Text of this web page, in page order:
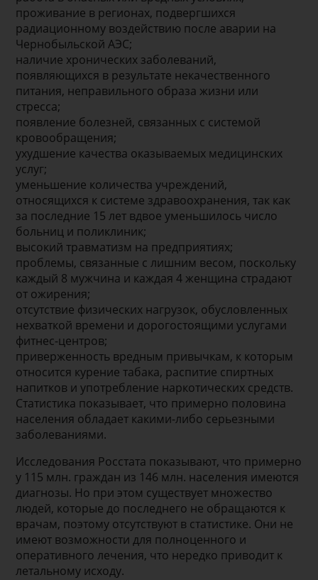
проживание в регионах, подвергшихся
радиационному воздействию после аварии на
Чернобыльской АЭС;
наличие хронических заболеваний,
появляющихся в результате некачественного
питания, неправильного образа жизни или
стресса;
появление болезней, связанных с системой
кровообращения;
ухудшение качества оказываемых медицинских
услуг;
уменьшение количества учреждений,
относящихся к системе здравоохранения, так как
за последние 15 лет вдвое уменьшилось число
больниц и поликлиник;
высокий травматизм на предприятиях;
проблемы, связанные с лишним весом, поскольку
каждый 8 мужчина и каждая 4 женщина страдают
от ожирения;
отсутствие физических нагрузок, обусловленных
нехваткой времени и дорогостоящими услугами
фитнес-центров;
приверженность вредным привычкам, к которым
относится курение табака, распитие спиртных
напитков и употребление наркотических средств.
Статистика показывает, что примерно половина
населения обладает какими-либо серьезными
заболеваниями.
Исследования Росстата показывают, что примерно
у 115 млн. граждан из 146 млн. населения имеются
диагнозы. Но при этом существует множество
людей, которые до последнего не обращаются к
врачам, поэтому отсутствуют в статистике. Они не
имеют возможности для полноценного и
оперативного лечения, что нередко приводит к
летальному исходу.